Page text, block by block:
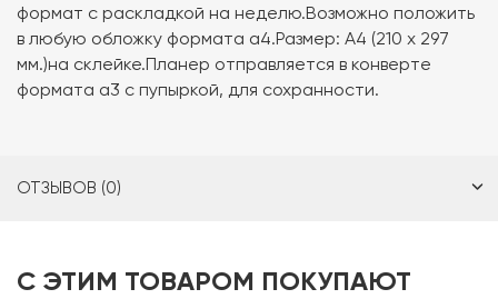
формат с раскладкой на неделю.Возможно положить
в любую обложку формата а4.Размер: А4 (210 х 297
мм.)на склейке.Планер отправляется в конверте
формата а3 с пупыркой, для сохранности.
ОТЗЫВОВ (0)
С ЭТИМ ТОВАРОМ ПОКУПАЮТ